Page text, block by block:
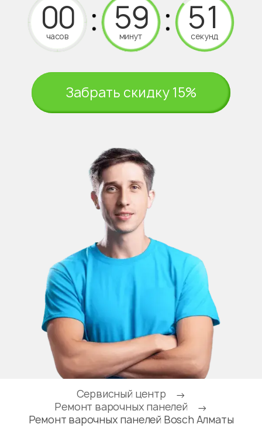
часов минут секунд
Забрать скидку 15%
Сервисный центр
→
Ремонт варочных панелей
→
Ремонт варочных панелей Bosch Алматы